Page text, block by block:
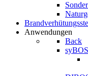
Anwendungen
Back
syBOS